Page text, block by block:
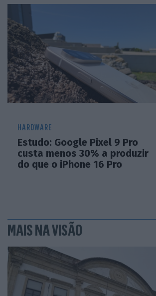
HARDWARE
Estudo: Google Pixel 9 Pro
custa menos 30% a produzir
do que o iPhone 16 Pro
MAIS NA VISÃO